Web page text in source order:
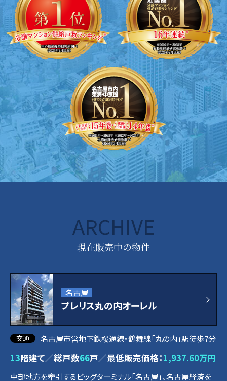
ARCHIVE
現在販売中の物件
名古屋
プレリス丸の内オーレル
名古屋市営地下鉄桜通線・鶴舞線「丸の内」駅徒歩7分
13階建て／総戸数66戸／最低販売価格：1,937.60万円
中部地方を牽引するビッグターミナル「名古屋」、名古屋経済を